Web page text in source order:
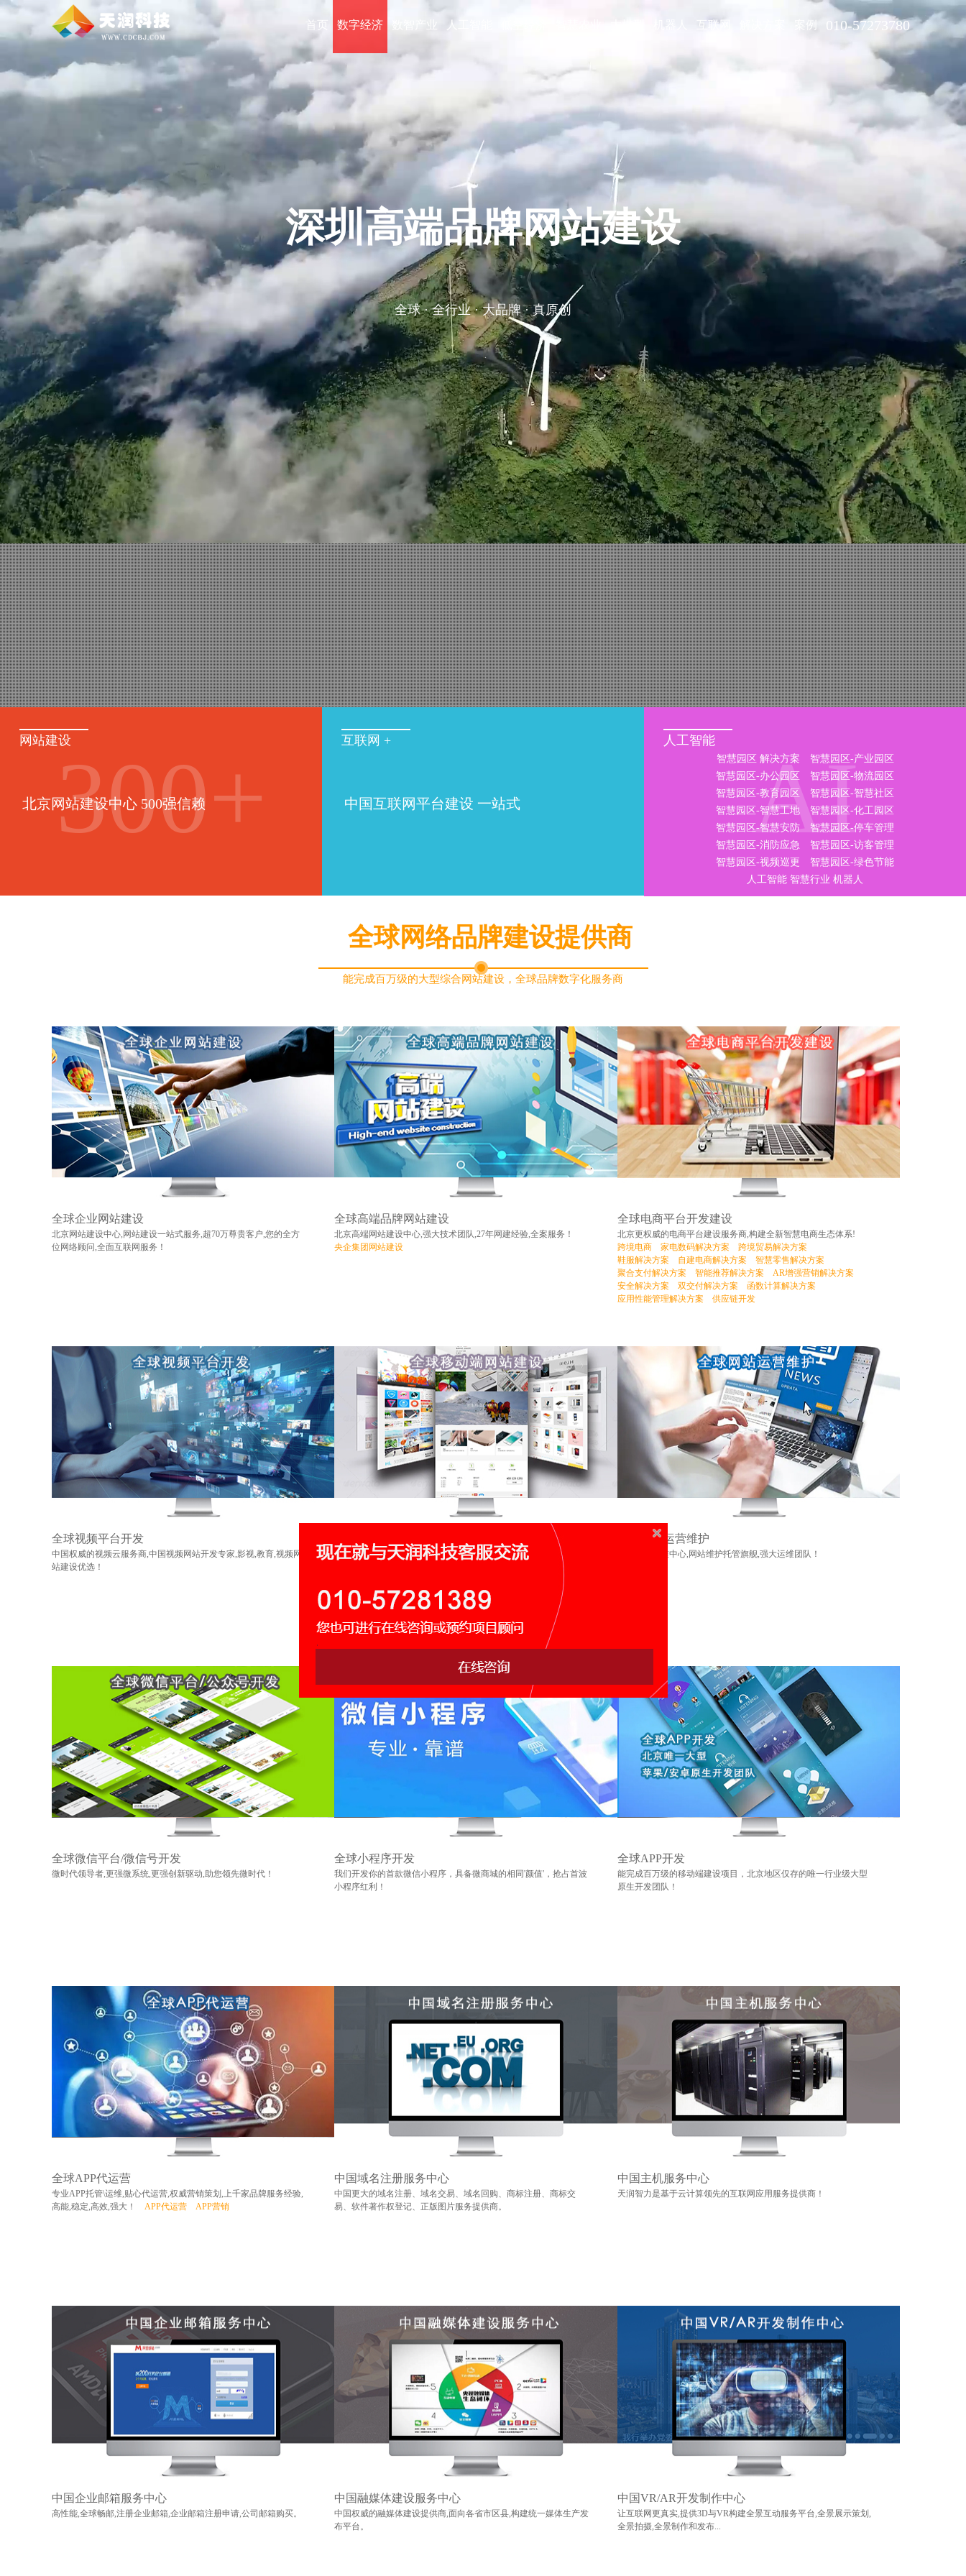
首页 数字经济 数智产业 人工智能 互联网 案例 010-57273780
能完成百万级的大型综合网站建设
互联网全周期服务提供商 · 企业品牌数字化服务提供商
网站建设
北京网站建设中心 500强信赖
300+
互联网 +
中国互联网平台建设 一站式
人工智能
智慧园区 解决方案
智慧园区-产业园区
智慧园区-办公园区
智慧园区-物流园区
智慧园区-教育园区
智慧园区-智慧社区
智慧园区-智慧工地
智慧园区-化工园区
智慧园区-智慧安防
智慧园区-停车管理
智慧园区-消防应急
智慧园区-访客管理
智慧园区-视频巡更
智慧园区-绿色节能
人工智能 智慧行业 机器人
AI
全球网络品牌建设提供商
能完成百万级的大型综合网站建设，全球品牌数字化服务商
全球企业网站建设
北京网站建设中心,网站建设一站式服务,超70万尊贵客户,您的全方
位网络顾问,全面互联网服务！
全球高端品牌网站建设
北京高端网站建设中心,强大技术团队,27年网建经验,全案服务！
央企集团网站建设
全球电商平台开发建设
北京更权威的电商平台建设服务商,构建全新智慧电商生态体系!
跨境电商
家电数码解决方案
跨境贸易解决方案
鞋服解决方案
自建电商解决方案
智慧零售解决方案
聚合支付解决方案
智能推荐解决方案
AR增强营销解决方案
安全解决方案
双交付解决方案
函数计算解决方案
应用性能管理解决方案
供应链开发
全球视频平台开发
中国权威的视频云服务商,中国视频网站开发专家,影视,教育,视频网
站建设优选！
新鲜感受,新鲜未来,专注创意,专心开发,非常团队,成就您的未来,助力
全球网站运营维护
中国网站运维中心,网站维护托管旗舰,强大运维团队！
全球微信平台/微信号开发
微时代领导者,更强微系统,更强创新驱动,助您领先微时代！
全球小程序开发
我们开发你的首款微信小程序，具备微商城的相同'颜值'，抢占首波
小程序红利！
全球APP开发
能完成百万级的移动端建设项目，北京地区仅存的唯一行业级大型
原生开发团队！
全球APP代运营
专业APP托管\运维,贴心代运营,权威营销策划,上千家品牌服务经验,
高能,稳定,高效,强大！ APP代运营 APP营销
中国域名注册服务中心
中国更大的域名注册、域名交易、域名回购、商标注册、商标交
易、软件著作权登记、正版图片服务提供商。
中国主机服务中心
天润智力是基于云计算领先的互联网应用服务提供商！
中国企业邮箱服务中心
高性能,全球畅邮,注册企业邮箱,企业邮箱注册申请,公司邮箱购买。
中国融媒体建设服务中心
中国权威的融媒体建设提供商,面向各省市区县,构建统一媒体生产发
布平台。
中国VR/AR开发制作中心
让互联网更真实,提供3D与VR构建全景互动服务平台,全景展示策划,
全景拍摄,全景制作和发布...